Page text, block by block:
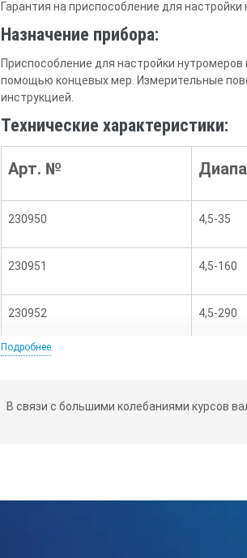
Гарантия на приспособление для
Назначение прибора:
Приспособление для настройки
помощью концевых мер. Измерительные
инструкцией.
Технические характеристики:
Арт. №
230950 4,5-35
230951 4,5-160
230952 4,5-290
230953
230954 35-290
230956 160-800
Подробнее
В связи с большими колебаниями курсов